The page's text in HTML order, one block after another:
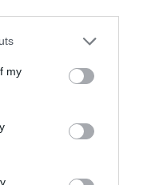
one or more Google
You may click to
third-party tags to
in below Google
my